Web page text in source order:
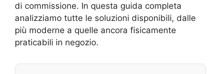
di commissione. In questa guida completa
analizziamo tutte le soluzioni disponibili, dalle
più moderne a quelle ancora fisicamente
praticabili in negozio.